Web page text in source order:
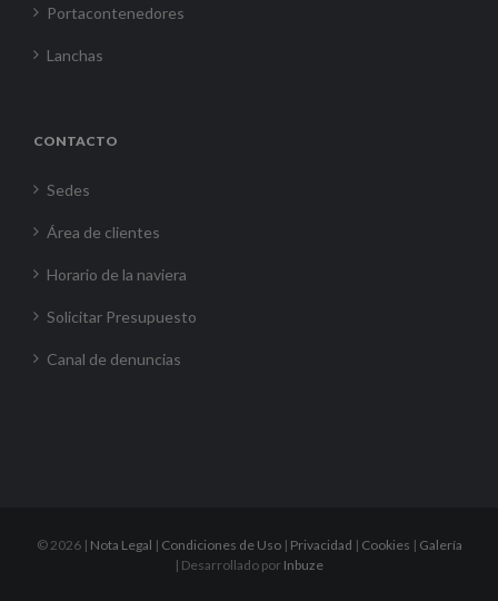
Portacontenedores
Lanchas
CONTACTO
Sedes
Área de clientes
Horario de la naviera
Solicitar Presupuesto
Canal de denuncias
©2026 | Nota Legal | Condiciones de Uso| Privacidad | Cookies | Galería
| Desarrollado por Inbuze